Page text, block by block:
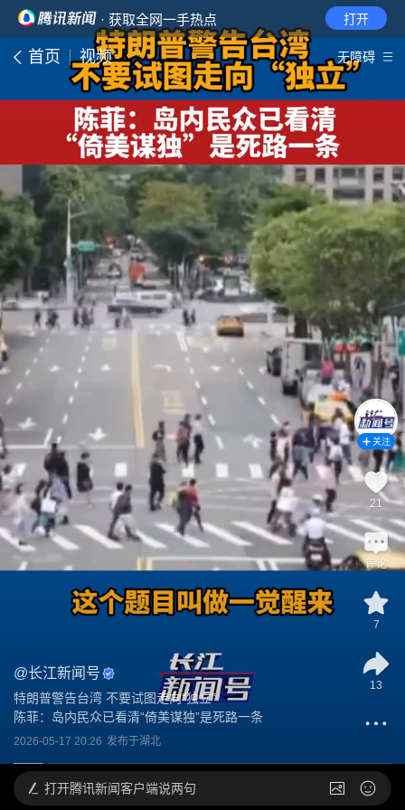
· 获取全网一手热点 打开
首页 视频 无障碍
@长江新闻号
特朗普警告台湾 不要试图走向“独立”
陈菲：岛内民众已看清“倚美谋独”是死路一条
2026-05-17 20:26 发布于湖北
关注
21
评论
7
13
打开腾讯新闻客户端说两句